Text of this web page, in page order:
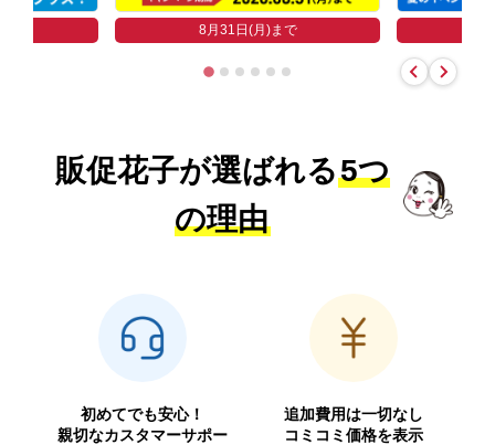
8月31日(月)まで
販促花子が選ばれる5つ
の理由
初めてでも安心！
親切なカスタマーサポー
追加費用は一切なし
コミコミ価格を表示